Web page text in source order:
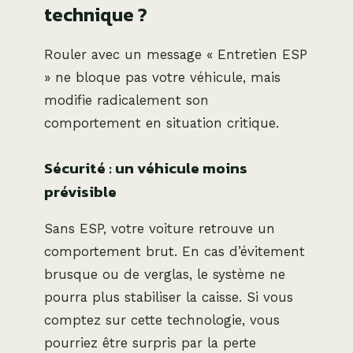
technique ?
Rouler avec un message « Entretien ESP
» ne bloque pas votre véhicule, mais
modifie radicalement son
comportement en situation critique.
Sécurité : un véhicule moins
prévisible
Sans ESP, votre voiture retrouve un
comportement brut. En cas d’évitement
brusque ou de verglas, le système ne
pourra plus stabiliser la caisse. Si vous
comptez sur cette technologie, vous
pourriez être surpris par la perte